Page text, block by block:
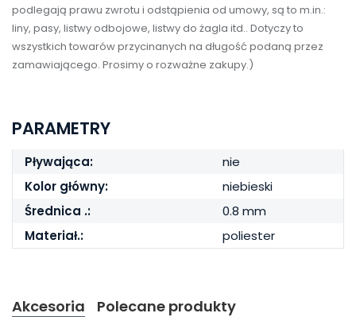
podlegają prawu zwrotu i odstąpienia od umowy, są to m.in.:
liny, pasy, listwy odbojowe, listwy do żagla itd.. Dotyczy to
wszystkich towarów przycinanych na długość podaną przez
zamawiającego. Prosimy o rozważne zakupy.)
PARAMETRY
Pływająca:
nie
Kolor główny:
niebieski
Średnica .:
0.8 mm
Materiał.:
poliester
Akcesoria Polecane produkty